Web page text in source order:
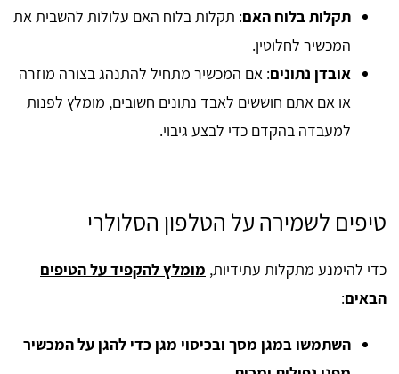
תקלות בלוח האם: תקלות בלוח האם עלולות להשבית את
המכשיר לחלוטין.
אובדן נתונים: אם המכשיר מתחיל להתנהג בצורה מוזרה
או אם אתם חוששים לאבד נתונים חשובים, מומלץ לפנות
למעבדה בהקדם כדי לבצע גיבוי.
טיפים לשמירה על הטלפון הסלולרי
כדי להימנע מתקלות עתידיות, מומלץ להקפיד על הטיפים
הבאים:
השתמשו במגן מסך ובכיסוי מגן כדי להגן על המכשיר